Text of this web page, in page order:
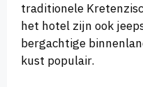
traditionele
het hotel zijn ook
bergachtige
kust populair.